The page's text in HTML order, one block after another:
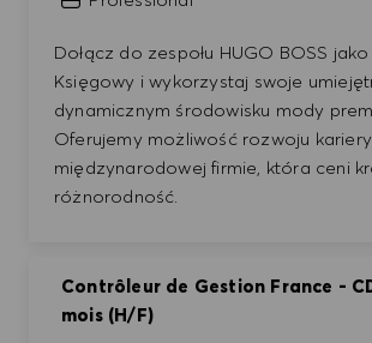
Dołącz do zespołu HUGO BOSS
Księgowy i wykorzystaj swoje
dynamicznym środowisku mody
Oferujemy możliwość rozwoju
międzynarodowej firmie, która ceni
różnorodność.
Contrôleur de Gestion France -
mois (H/F)